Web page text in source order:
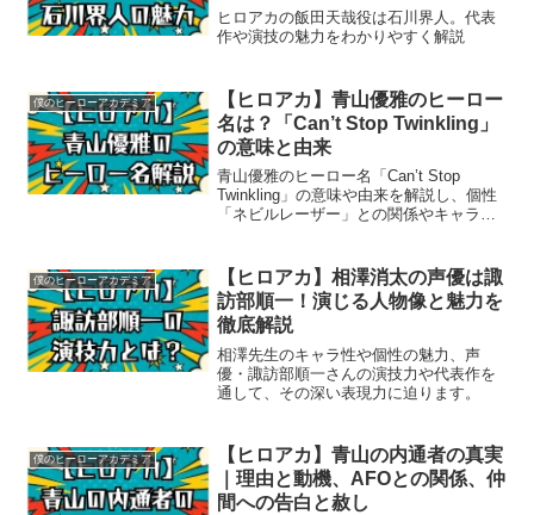
ヒロアカの飯田天哉役は石川界人。代表
作や演技の魅力をわかりやすく解説
僕のヒーローアカデミア
【ヒロアカ】青山優雅のヒーロー
名は？「Can’t Stop Twinkling」
の意味と由来
青山優雅のヒーロー名「Can’t Stop
Twinkling」の意味や由来を解説し、個性
「ネビルレーザー」との関係やキャラク
僕のヒーローアカデミア
【ヒロアカ】相澤消太の声優は諏
訪部順一！演じる人物像と魅力を
徹底解説
相澤先生のキャラ性や個性の魅力、声
優・諏訪部順一さんの演技力や代表作を
通して、その深い表現力に迫ります。
僕のヒーローアカデミア
【ヒロアカ】青山の内通者の真実
｜理由と動機、AFOとの関係、仲
間への告白と赦し